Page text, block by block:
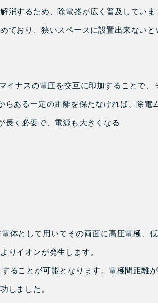
消するため、除電器が広く普及していま
ており、狭いスペースに設置出来ないと
イナスの電圧を交互に印加することで
ある一定の距離を保たなければ、除電
長く必要で、電源も大きくなる
体として用いてその両面に高圧電極、
りイオンが発生します。
ることが可能となります。電極間距離
しました。